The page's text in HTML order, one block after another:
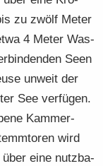
zu zwölf Meter
4 Meter Was­
Seen
un­weit der
See ver­fü­gen.
Kam­mer­
wird
über eine nutz­ba­